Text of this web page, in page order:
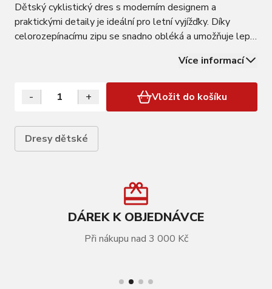
Dětský cyklistický dres s moderním designem a
praktickými detaily je ideální pro letní vyjížďky. Díky
celorozepínacímu zipu se snadno obléká a umožňuje lepší
nabídnou místo na svačinu i drobnosti na cestu. Elastická
guma v pase s protiskluzným…
Více informací
- + Vložit do košíku
Dresy dětské
DÁREK K OBJEDNÁVCE
Při nákupu nad 3 000 Kč